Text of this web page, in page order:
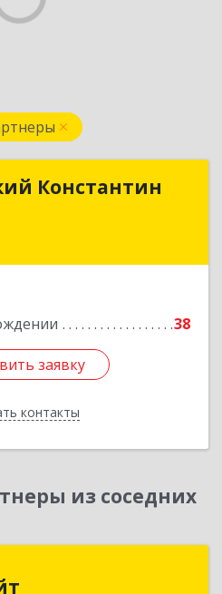
Константин
38
заявку
контакты
Константин
Подробнее
заявку
Назад
из соседних